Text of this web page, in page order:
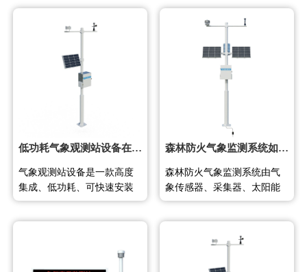
低功耗气象观测站设备在野外无人值守监测中的应用
气象观测站设备是一款高度
集成、低功耗、可快速安装
的高精度野外监测设备。由
传感器、采集器、太阳能供
五部分组成，支持GPRS、蓝
森林防火气象监测系统如何通过实时数据采集提升林区火险预警能力
森林防火气象监测系统由气
象传感器、采集器、太阳能
供电、立杆支架和云平台五
部分组成，实时监测风速风
等气象因子，为林区火险等